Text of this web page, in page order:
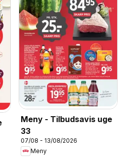
Meny - Tilbudsavis uge
33
07/08 - 13/08/2026
Meny